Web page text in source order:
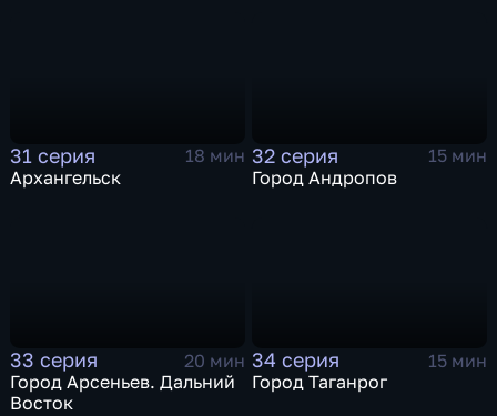
31 серия
18 мин
Архангельск
32 серия
15 мин
Город Андропов
33 серия
20 мин
Город Арсеньев. Дальний
Восток
34 серия
15 мин
Город Таганрог